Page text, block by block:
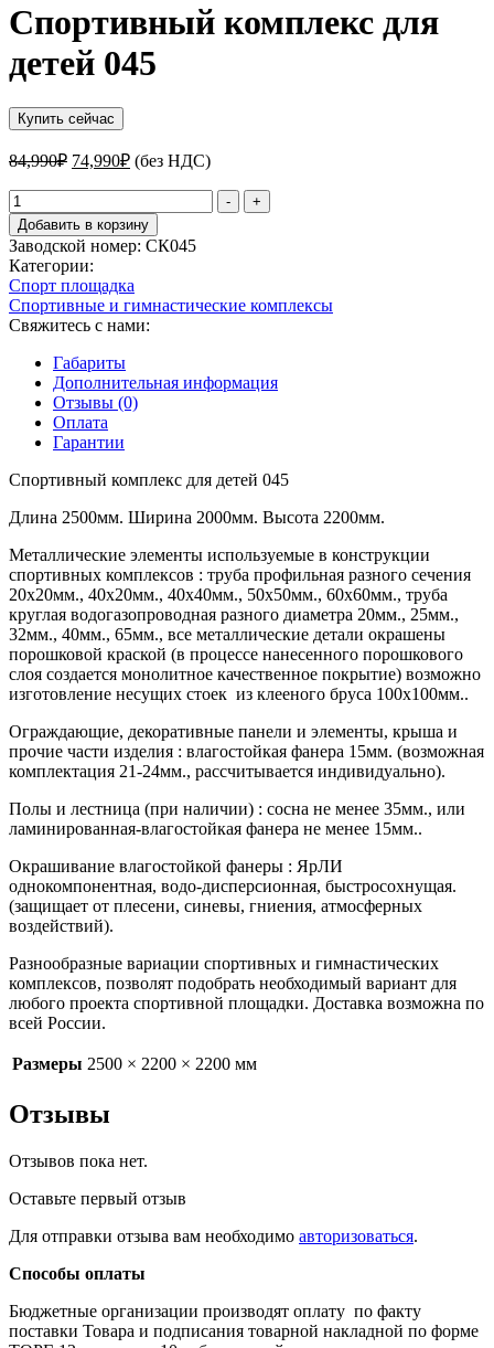
Спортивный комплекс для
детей 045
Купить сейчас
84,990₽ Первоначальная
составляла
84,990₽.
74,990₽Текущая
цена:
(без НДС)
Количество
товара
Спортивный
комплекс
для
детей
045
-
+
Добавить в корзину
Заводской номер: СК045
Категории:
Спорт площадка
Спортивные и гимнастические комплексы
Свяжитесь с нами:
Габариты
Дополнительная информация
Отзывы (0)
Оплата
Гарантии
Спортивный комплекс для детей 045
Длина 2500мм. Ширина 2000мм. Высота 2200мм.
Металлические элементы используемые в конструкции
спортивных комплексов : труба профильная разного сечения
20х20мм., 40х20мм., 40х40мм., 50х50мм., 60х60мм., труба
круглая водогазопроводная разного диаметра 20мм., 25мм.,
32мм., 40мм., 65мм., все металлические детали окрашены
порошковой краской (в процессе нанесенного порошкового
слоя создается монолитное качественное покрытие) возможно
изготовление несущих стоек из клееного бруса 100х100мм..
Ограждающие, декоративные панели и элементы, крыша и
прочие части изделия : влагостойкая фанера 15мм. (возможная
комплектация 21-24мм., рассчитывается индивидуально).
Полы и лестница (при наличии) : сосна не менее 35мм., или
ламинированная-влагостойкая фанера не менее 15мм..
Окрашивание влагостойкой фанеры : ЯрЛИ
однокомпонентная, водо-дисперсионная, быстросохнущая.
(защищает от плесени, синевы, гниения, атмосферных
воздействий).
Разнообразные вариации спортивных и гимнастических
комплексов, позволят подобрать необходимый вариант для
любого проекта спортивной площадки. Доставка возможна по
всей России.
Размеры 2500 × 2200 × 2200 мм
Отзывы
Отзывов пока нет.
Оставьте первый отзыв
Для отправки отзыва вам необходимо авторизоваться.
Способы оплаты
Бюджетные организации производят оплату по факту
поставки Товара и подписания товарной накладной по форме